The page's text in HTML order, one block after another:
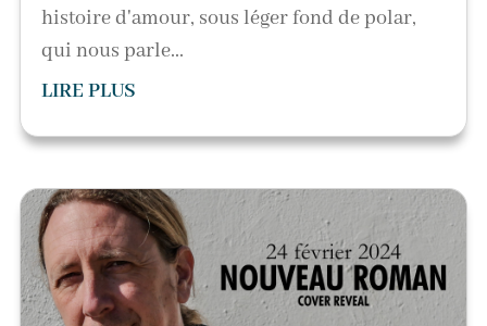
histoire d'amour, sous léger fond de polar,
qui nous parle...
LIRE PLUS